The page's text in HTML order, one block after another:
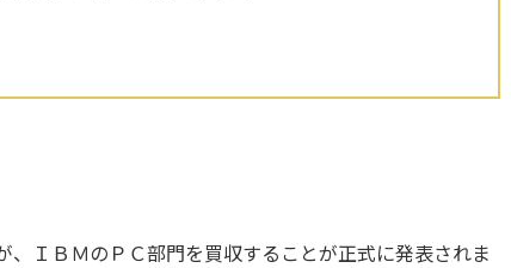
ＩＢＭのＰＣ部門を買収することが正式に発表されま